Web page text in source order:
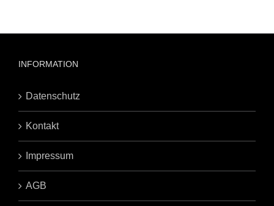
INFORMATION
Datenschutz
Kontakt
Impressum
AGB